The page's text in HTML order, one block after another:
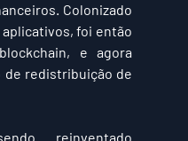
Colonizado
foi então
e agora
de redistribuição de
reinventado